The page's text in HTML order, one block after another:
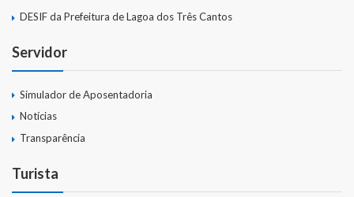
DESIF da Prefeitura de Lagoa dos Três Cantos
Servidor
Simulador de Aposentadoria
Notícias
Transparência
Turista